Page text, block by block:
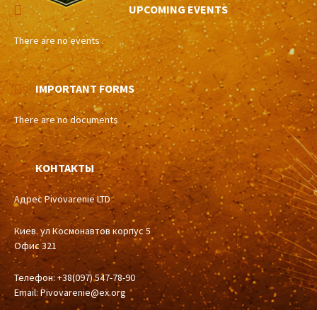
UPCOMING EVENTS
There are no events
IMPORTANT FORMS
There are no documents
КОНТАКТЫ
Адрес Pivovarenie LTD
Киев. ул Космонавтов корпус 5
Офис 321
Телефон: +38(097) 547-78-90
Email: Pivovarenie@ex.org